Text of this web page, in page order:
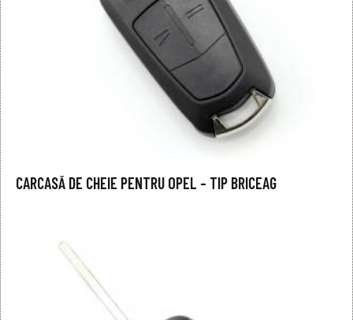
CARCASĂ DE CHEIE PENTRU OPEL – TIP BRICEAG